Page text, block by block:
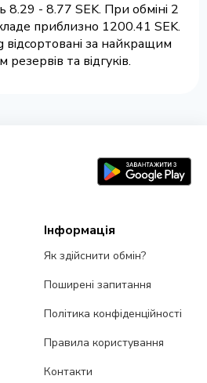
8.29 - 8.77 SEK. При обміні 2
приблизно 1200.41 SEK.
за найкращим
та відгуків.
Інформація
Як здійснити обмін?
Поширені запитання
Політика конфіденційності
Правила користування
Контакти